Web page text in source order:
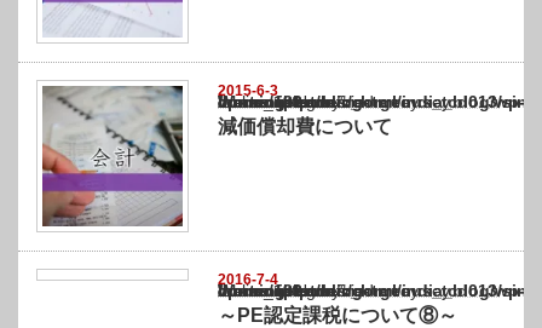
2015-6-3
Warning
: Undefined array key "show_category" in
/home/netst/kuno-cpa.co.jp/public_html/india_blog/wp-content/themes/
on line183
減価償却費について
2016-7-4
Warning
: Undefined array key "show_category" in
/home/netst/kuno-cpa.co.jp/public_html/india_blog/wp-content/themes/
on line183
～PE認定課税について⑧～